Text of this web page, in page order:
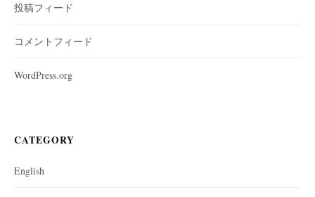
投稿フィード
コメントフィード
WordPress.org
CATEGORY
English